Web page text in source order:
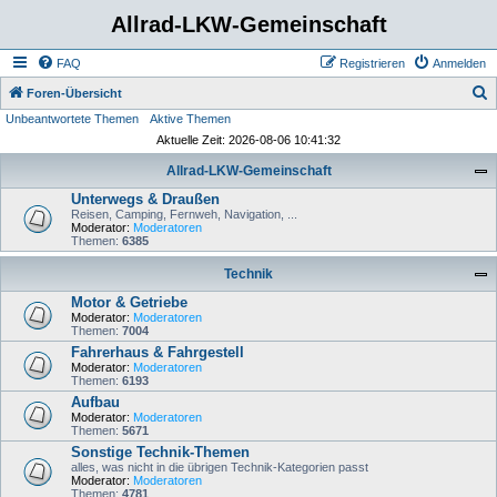
Allrad-LKW-Gemeinschaft
FAQ Anmelden
Registrieren
Foren-Übersicht
Unbeantwortete Themen
Aktive Themen
Aktuelle Zeit: 2026-08-06 10:41:32
Allrad-LKW-Gemeinschaft
Unterwegs & Draußen
Reisen, Camping, Fernweh, Navigation, ...
Moderator: Moderatoren
Themen: 6385
Technik
Motor & Getriebe
Moderator: Moderatoren
Themen: 7004
Fahrerhaus & Fahrgestell
Moderator: Moderatoren
Themen: 6193
Aufbau
Moderator: Moderatoren
Themen: 5671
Sonstige Technik-Themen
alles, was nicht in die übrigen Technik-Kategorien passt
Moderator: Moderatoren
Themen: 4781